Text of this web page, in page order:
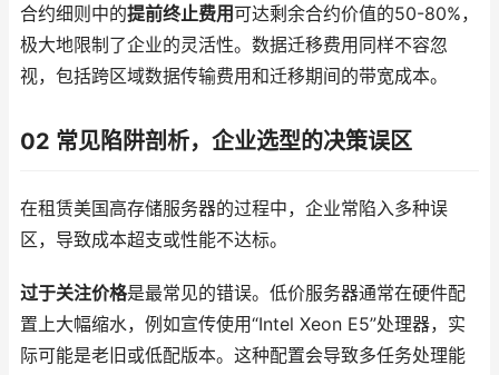
合约细则中的提前终止费用 可达剩余合约价值的50-80%，
极大地限制了企业的灵活性。数据迁移费用同样不容忽
视，包括跨区域数据传输费用和迁移期间的带宽成本。
02 常见陷阱剖析，企业选型的决策误区
在租赁美国高存储服务器的过程中，企业常陷入多种误
区，导致成本超支或性能不达标。
过于关注价格是最常见的错误。低价服务器通常在硬件配
置上大幅缩水，例如宣传使用“Intel Xeon E5”处理器，实
际可能是老旧或低配版本。这种配置会导致多任务处理能